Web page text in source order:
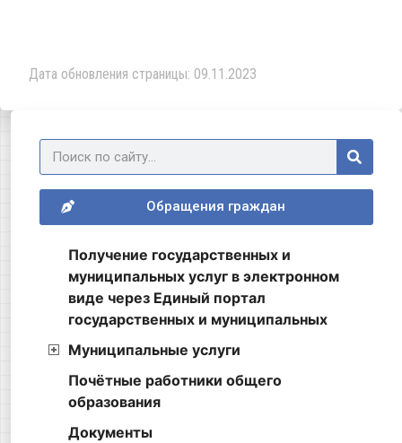
Дата обновления страницы: 09.11.2023
Обращения граждан
Получение государственных и
муниципальных услуг в электронном
виде через Единый портал
государственных и муниципальных
Муниципальные услуги
Почётные работники общего
образования
Документы